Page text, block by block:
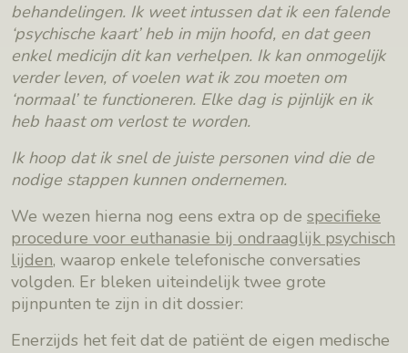
behandelingen. Ik weet intussen dat ik een falende
‘psychische kaart’ heb in mijn hoofd, en dat geen
enkel medicijn dit kan verhelpen. Ik kan onmogelijk
verder leven, of voelen wat ik zou moeten om
‘normaal’ te functioneren. Elke dag is pijnlijk en ik
heb haast om verlost te worden.
Ik hoop dat ik snel de juiste personen vind die de
nodige stappen kunnen ondernemen.
We wezen hierna nog eens extra op de specifieke
procedure voor euthanasie bij ondraaglijk psychisch
lijden, waarop enkele telefonische conversaties
volgden. Er bleken uiteindelijk twee grote
pijnpunten te zijn in dit dossier:
Enerzijds het feit dat de patiënt de eigen medische